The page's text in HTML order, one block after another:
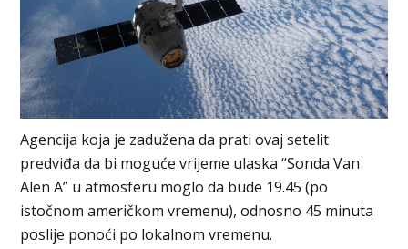
Agencija koja je zadužena da prati ovaj setelit
predviđa da bi moguće vrijeme ulaska “Sonda Van
Alen A” u atmosferu moglo da bude 19.45 (po
istočnom američkom vremenu), odnosno 45 minuta
poslije ponoći po lokalnom vremenu.